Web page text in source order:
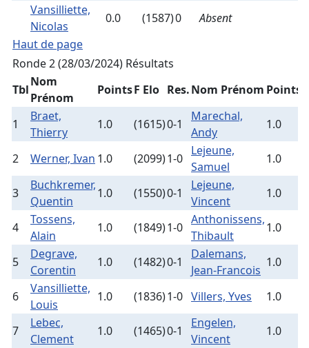
Vansilliette,
Nicolas
0.0 (1587)0
Absent
Haut de page
Ronde 2 (28/03/2024) Résultats
Tbl
Nom
Prénom
PointsF Elo Res.Nom Prénom Points
1
Braet,
Thierry
1.0 (1615)0-1
Marechal,
Andy
1.0
2 Werner, Ivan 1.0 (2099)1-0
Lejeune,
Samuel
1.0
3
Buchkremer,
Quentin
1.0 (1550)0-1
Lejeune,
Vincent
1.0
4
Tossens,
Alain
1.0 (1849)1-0
Anthonissens,
Thibault
1.0
5
Degrave,
Corentin
1.0 (1482)0-1
Dalemans,
Jean-Francois
1.0
6
Vansilliette,
Louis
1.0 (1836)1-0 Villers, Yves 1.0
7
Lebec,
Clement
1.0 (1465)0-1
Engelen,
Vincent
1.0